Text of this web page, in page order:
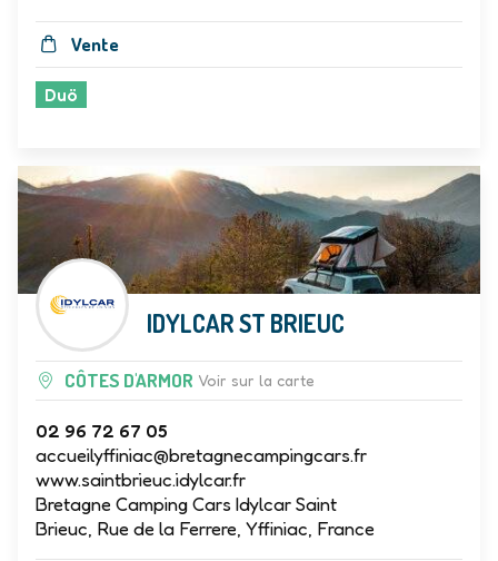
Vente
Duö
IDYLCAR ST BRIEUC
CÔTES D'ARMOR Voir sur la carte
02 96 72 67 05
accueilyffiniac@bretagnecampingcars.fr
www.saintbrieuc.idylcar.fr
Bretagne Camping Cars Idylcar Saint